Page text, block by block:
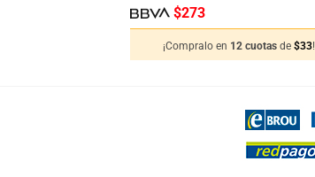
$273
¡Compralo en 12 cuotasde$33!